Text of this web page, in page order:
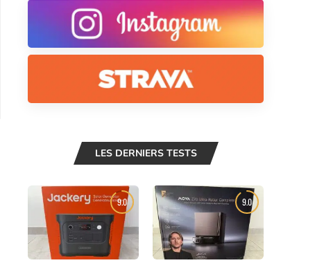
LES DERNIERS TESTS
9.0 9.0